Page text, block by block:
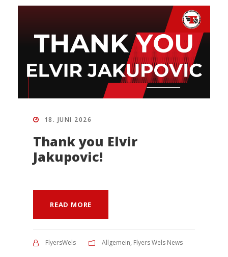
18. JUNI 2026
Thank you Elvir
Jakupovic!
READ MORE
FlyersWels Allgemein, Flyers Wels News